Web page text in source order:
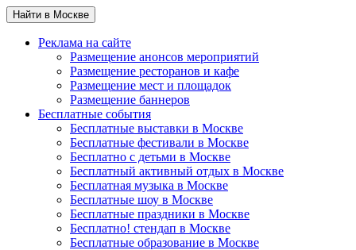
Найти в Москве
Реклама на сайте
Размещение анонсов мероприятий
Размещение ресторанов и кафе
Размещение мест и площадок
Размещение баннеров
Бесплатные события
Бесплатные выставки в Москве
Бесплатные фестивали в Москве
Бесплатно с детьми в Москве
Бесплатный активный отдых в Москве
Бесплатная музыка в Москве
Бесплатные шоу в Москве
Бесплатные праздники в Москве
Бесплатно! стендап в Москве
Бесплатные образование в Москве